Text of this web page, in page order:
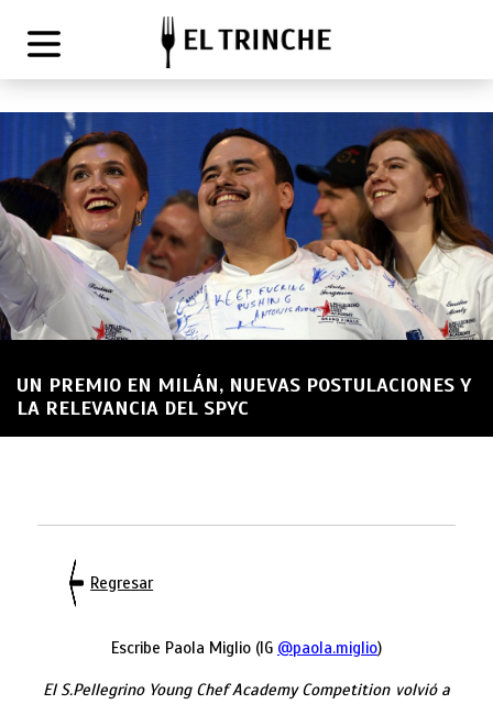
UN PREMIO EN MILÁN, NUEVAS POSTULACIONES Y
LA RELEVANCIA DEL SPYC
Regresar
Escribe Paola Miglio (IG @paola.miglio)
El S.Pellegrino Young Chef Academy Competition volvió a